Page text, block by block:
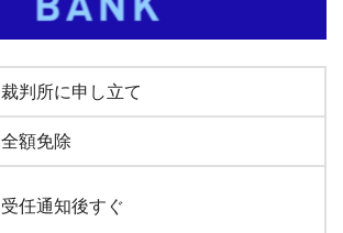
裁判所に申し立て
全額免除
受任通知後すぐ